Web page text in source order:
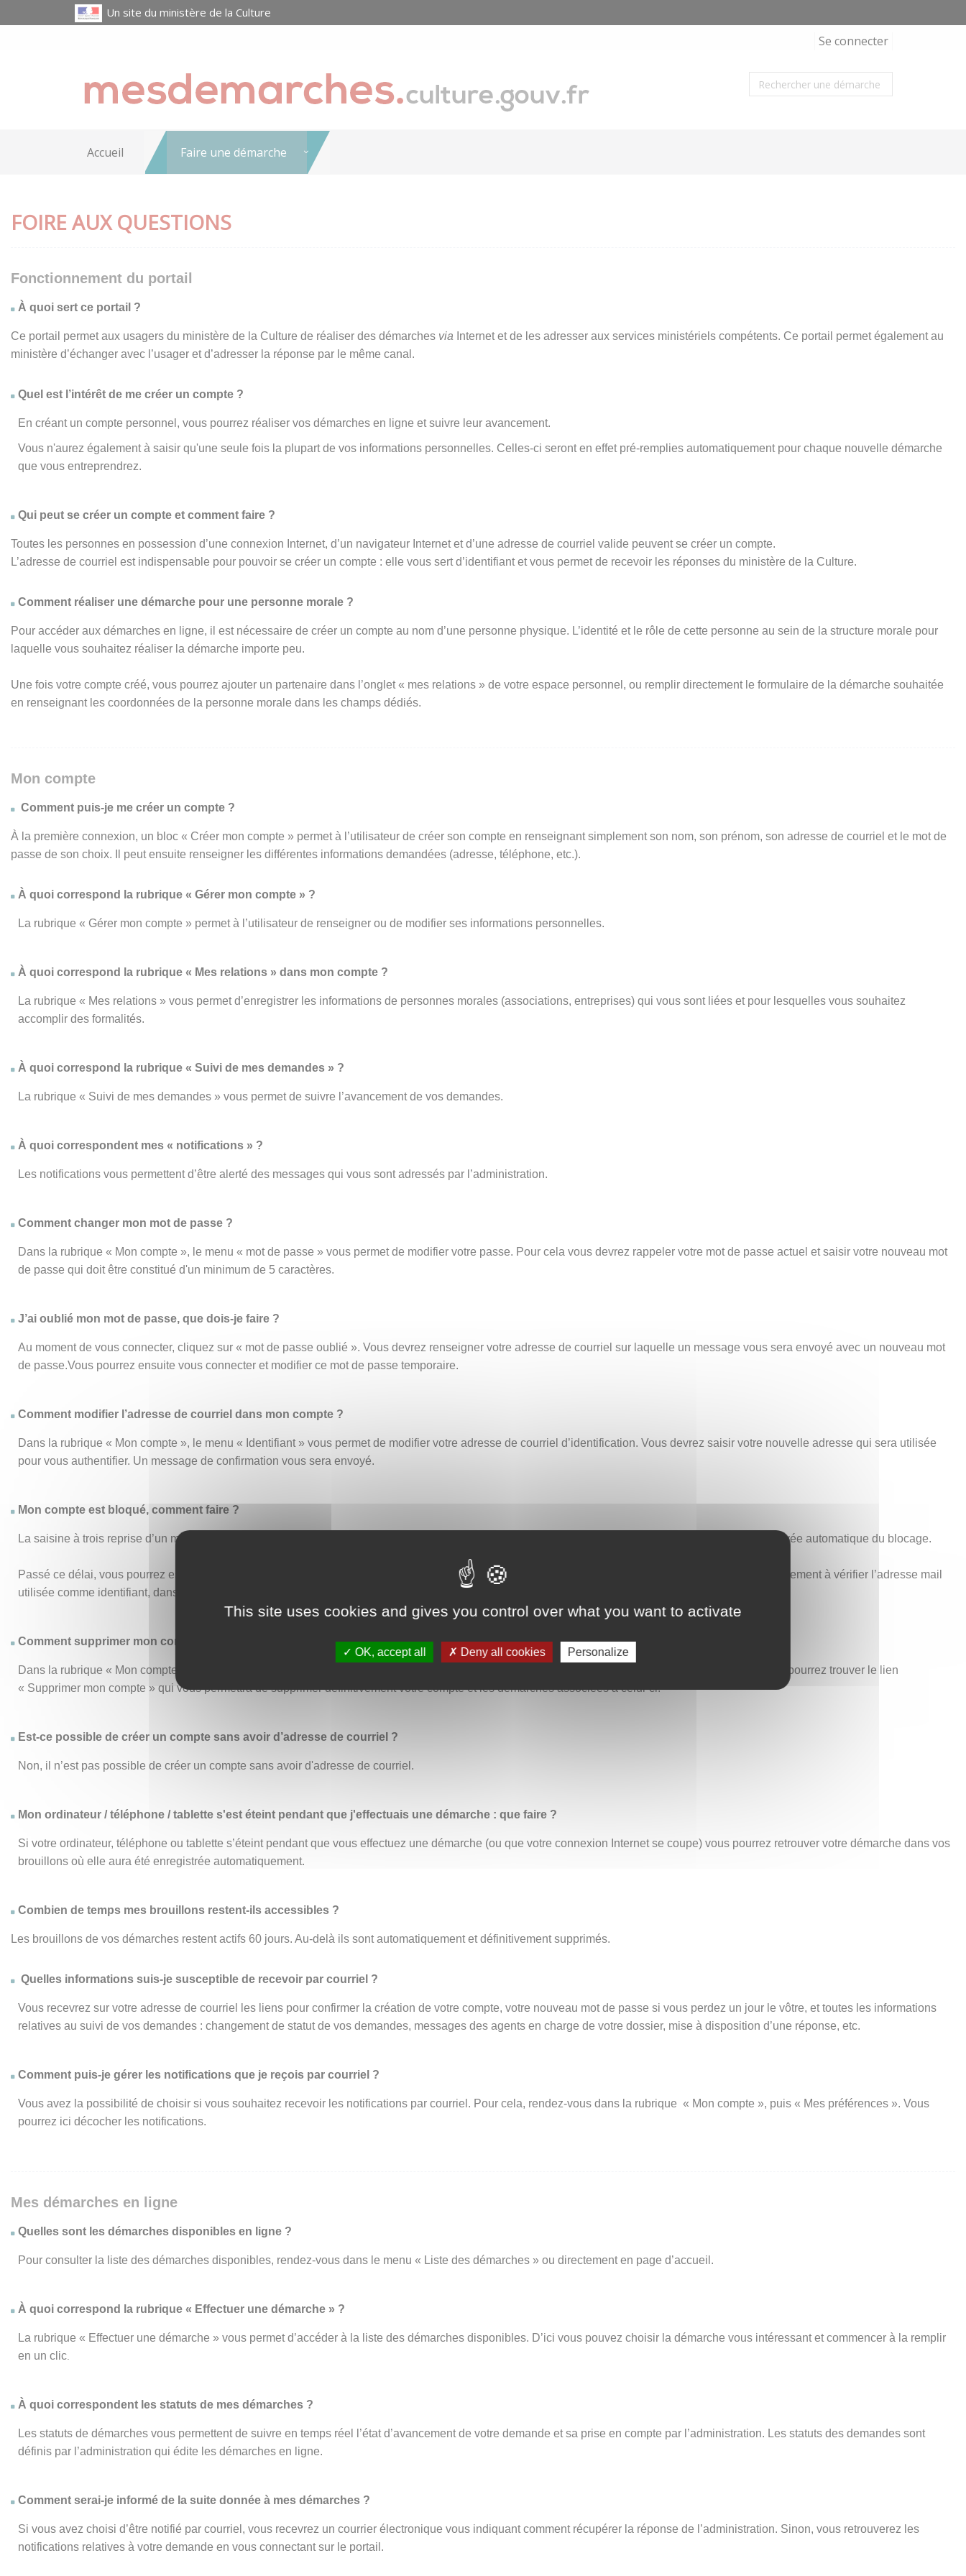
This site uses cookies and gives you control over what you want to activate
OK, accept all Deny all cookies Personalize
Un site du ministère de la Culture
Se connecter
Accueil Faire une démarche
FOIRE AUX QUESTIONS
Fonctionnement du portail
À quoi sert ce portail ?
Ce portail permet aux usagers du ministère de la Culture de réaliser des démarches via Internet et de les adresser aux services ministériels compétents. Ce portail permet également au
ministère d’échanger avec l’usager et d’adresser la réponse par le même canal.
Quel est l’intérêt de me créer un compte ?
En créant un compte personnel, vous pourrez réaliser vos démarches en ligne et suivre leur avancement.
Vous n'aurez également à saisir qu'une seule fois la plupart de vos informations personnelles. Celles-ci seront en effet pré-remplies automatiquement pour chaque nouvelle démarche
que vous entreprendrez.
Qui peut se créer un compte et comment faire ?
Toutes les personnes en possession d’une connexion Internet, d’un navigateur Internet et d’une adresse de courriel valide peuvent se créer un compte.
L’adresse de courriel est indispensable pour pouvoir se créer un compte : elle vous sert d’identifiant et vous permet de recevoir les réponses du ministère de la Culture.
Comment réaliser une démarche pour une personne morale ?
Pour accéder aux démarches en ligne, il est nécessaire de créer un compte au nom d’une personne physique. L’identité et le rôle de cette personne au sein de la structure morale pour
laquelle vous souhaitez réaliser la démarche importe peu.
Une fois votre compte créé, vous pourrez ajouter un partenaire dans l’onglet « mes relations » de votre espace personnel, ou remplir directement le formulaire de la démarche souhaitée
en renseignant les coordonnées de la personne morale dans les champs dédiés.
Mon compte
Comment puis-je me créer un compte ?
À la première connexion, un bloc « Créer mon compte » permet à l’utilisateur de créer son compte en renseignant simplement son nom, son prénom, son adresse de courriel et le mot de
passe de son choix. Il peut ensuite renseigner les différentes informations demandées (adresse, téléphone, etc.).
À quoi correspond la rubrique « Gérer mon compte » ?
La rubrique « Gérer mon compte » permet à l’utilisateur de renseigner ou de modifier ses informations personnelles.
À quoi correspond la rubrique « Mes relations » dans mon compte ?
La rubrique « Mes relations » vous permet d’enregistrer les informations de personnes morales (associations, entreprises) qui vous sont liées et pour lesquelles vous souhaitez
accomplir des formalités.
À quoi correspond la rubrique « Suivi de mes demandes » ?
La rubrique « Suivi de mes demandes » vous permet de suivre l’avancement de vos demandes.
À quoi correspondent mes « notifications » ?
Les notifications vous permettent d’être alerté des messages qui vous sont adressés par l’administration.
Comment changer mon mot de passe ?
Dans la rubrique « Mon compte », le menu « mot de passe » vous permet de modifier votre passe. Pour cela vous devrez rappeler votre mot de passe actuel et saisir votre nouveau mot
de passe qui doit être constitué d'un minimum de 5 caractères.
J’ai oublié mon mot de passe, que dois-je faire ?
Au moment de vous connecter, cliquez sur « mot de passe oublié ». Vous devrez renseigner votre adresse de courriel sur laquelle un message vous sera envoyé avec un nouveau mot
de passe.Vous pourrez ensuite vous connecter et modifier ce mot de passe temporaire.
Comment modifier l’adresse de courriel dans mon compte ?
Dans la rubrique « Mon compte », le menu « Identifiant » vous permet de modifier votre adresse de courriel d’identification. Vous devrez saisir votre nouvelle adresse qui sera utilisée
pour vous authentifier. Un message de confirmation vous sera envoyé.
Mon compte est bloqué, comment faire ?
La saisine à trois reprise d’un mot de passe ou d’un identifiant erroné bloque automatiquement le compte. Un délai de 30 minutes est nécessaire à la levée automatique du blocage.
Passé ce délai, vous pourrez essayer de vous connecter de nouveau ou demander la réinitialisation de votre mot de passe (voir ci-dessus). Pensez également à vérifier l’adresse mail
utilisée comme identifiant, dans vos anciens accusés de réception par exemple, afin de vous assurer que celle-ci ne contient aucune erreur.
Comment supprimer mon compte ?
Dans la rubrique « Mon compte », le menu « Mon compte » vous permet de modifier toutes vos informations personnelles. C’est également ici que vous pourrez trouver le lien
« Supprimer mon compte » qui vous permettra de supprimer définitivement votre compte et les démarches associées à celui-ci.
Est-ce possible de créer un compte sans avoir d’adresse de courriel ?
Non, il n’est pas possible de créer un compte sans avoir d'adresse de courriel.
Mon ordinateur / téléphone / tablette s'est éteint pendant que j'effectuais une démarche : que faire ?
Si votre ordinateur, téléphone ou tablette s’éteint pendant que vous effectuez une démarche (ou que votre connexion Internet se coupe) vous pourrez retrouver votre démarche dans vos
brouillons où elle aura été enregistrée automatiquement.
Combien de temps mes brouillons restent-ils accessibles ?
Les brouillons de vos démarches restent actifs 60 jours. Au-delà ils sont automatiquement et définitivement supprimés.
Quelles informations suis-je susceptible de recevoir par courriel ?
Vous recevrez sur votre adresse de courriel les liens pour confirmer la création de votre compte, votre nouveau mot de passe si vous perdez un jour le vôtre, et toutes les informations
relatives au suivi de vos demandes : changement de statut de vos demandes, messages des agents en charge de votre dossier, mise à disposition d’une réponse, etc.
Comment puis-je gérer les notifications que je reçois par courriel ?
Vous avez la possibilité de choisir si vous souhaitez recevoir les notifications par courriel. Pour cela, rendez-vous dans la rubrique « Mon compte », puis « Mes préférences ». Vous
pourrez ici décocher les notifications.
Mes démarches en ligne
Quelles sont les démarches disponibles en ligne ?
Pour consulter la liste des démarches disponibles, rendez-vous dans le menu « Liste des démarches » ou directement en page d’accueil.
À quoi correspond la rubrique « Effectuer une démarche » ?
La rubrique « Effectuer une démarche » vous permet d’accéder à la liste des démarches disponibles. D’ici vous pouvez choisir la démarche vous intéressant et commencer à la remplir
en un clic
À quoi correspondent les statuts de mes démarches ?
Les statuts de démarches vous permettent de suivre en temps réel l’état d’avancement de votre demande et sa prise en compte par l’administration. Les statuts des demandes sont
définis par l’administration qui édite les démarches en ligne.
Comment serai-je informé de la suite donnée à mes démarches ?
Si vous avez choisi d’être notifié par courriel, vous recevrez un courrier électronique vous indiquant comment récupérer la réponse de l’administration. Sinon, vous retrouverez les
notifications relatives à votre demande en vous connectant sur le portail.